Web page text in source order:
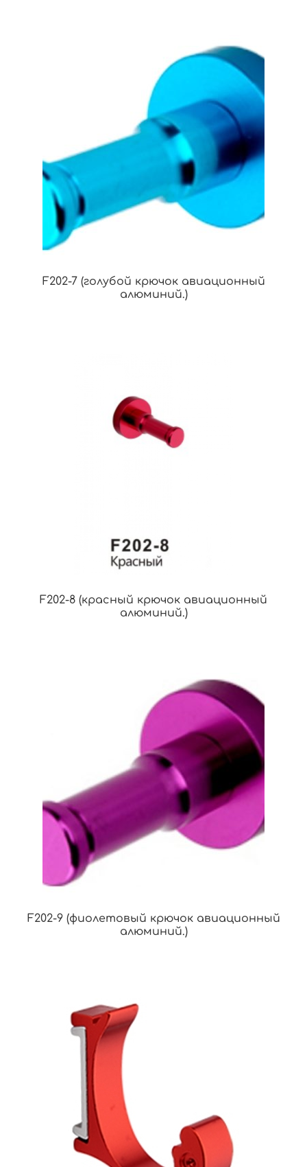
F202-7 (голубой крючок авиационный
алюминий.)
F202-8 (красный крючок авиационный
алюминий.)
F202-9 (фиолетовый крючок авиационный
алюминий.)